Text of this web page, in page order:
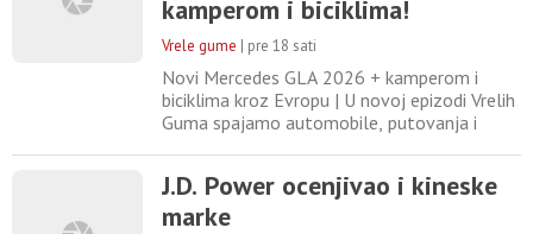
sekunde, a četvrt
kamperom i biciklima!
Vrele gume | pre 18 sati
Novi Mercedes GLA 2026 + kamperom i
biciklima kroz Evropu | U novoj epizodi Vrelih
Guma spajamo automobile, putovanja i
novog Mercedes-Benza GLA – jednog od
najvažnijih kompaktnih SUV modela nemačke
J.D. Power ocenjivao i kineske
marke